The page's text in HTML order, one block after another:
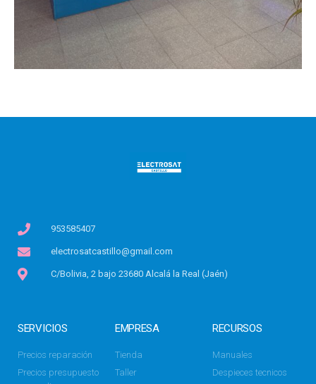
953585407
electrosatcastillo@gmail.com
C/Bolivia, 2 bajo 23680 Alcalá la Real (Jaén)
SERVICIOS
Precios reparación
Precios presupuesto
EMPRESA
Tienda
Taller
RECURSOS
Manuales
Despieces tecnicos